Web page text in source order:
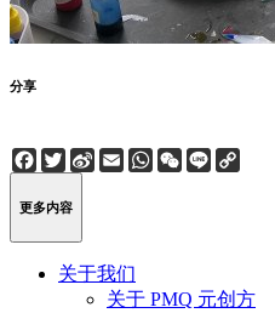
分享
Facebook
Twitter
Sina
Weibo
EmailWhatsApp
WeChat
Line
更多内容
关于我们
关于 PMQ 元创方